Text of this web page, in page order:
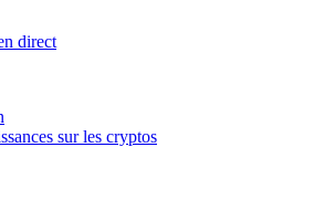
direct
sur les cryptos